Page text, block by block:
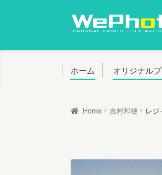
ナ
ゲ
ー
ン
コ
テ
ン
ス
ホーム オリジナル
Home 吉村和敏 レ